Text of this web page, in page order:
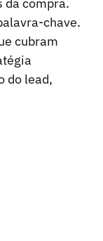
chave.
cubram
do lead,